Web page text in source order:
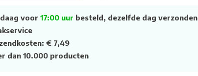
voor 17:00 uur besteld, dezelfde dag verzonden
€ 7,49
dan 10.000 producten